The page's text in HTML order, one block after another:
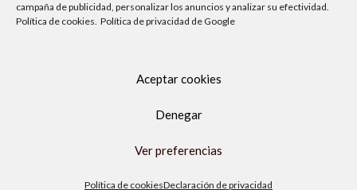
campaña de publicidad, personalizar los anuncios y analizar su efectividad.
Política de cookies. Política de privacidad de Google
Aceptar cookies
Denegar
Ver preferencias
Política de cookiesDeclaración de privacidad